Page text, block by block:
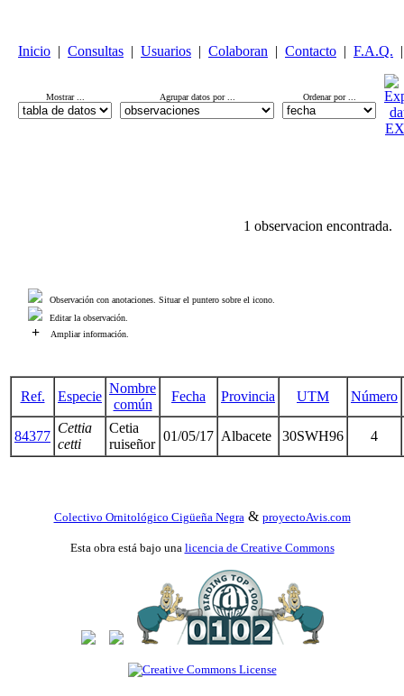
Inicio | Consultas | Usuarios | Colaboran | Contacto | F.A.Q. |
Mostrar ... Agrupar datos por ... Ordenar por ...
1 observacion encontrada.
Observación con anotaciones. Situar el puntero sobre el icono.
Editar la observación.
+ Ampliar información.
Ref. Especie
Nombre
común
Fecha Provincia UTM Número
84377
Cettia
cetti
Cetia
ruiseñor
01/05/17 Albacete 30SWH96 4
Colectivo Ornitológico Cigüeña Negra & proyectoAvis.com
Esta obra está bajo una licencia de Creative Commons